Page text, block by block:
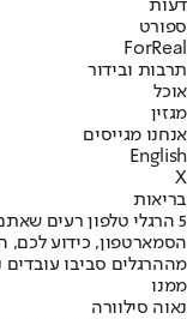
דעות
ספורט
ForReal
תרבות ובידור
אוכל
מגזין
אנחנו מגייסים
English
X
בריאות
5 הרגלי טלפון רעים שאתם חייבים להפסיק כבר עכשיו
הסמארטפון, כידוע לכם,
מההרגלים סביבו עובדים
ממנו
נאוה סילוורה